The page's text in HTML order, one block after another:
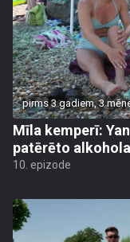
pirms 3 gadiem, 3
Mīla kemperī:
patērēto
10. epizode